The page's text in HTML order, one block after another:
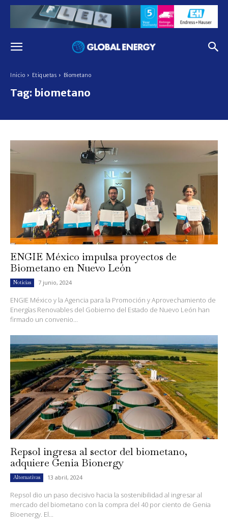
Inicio Etiquetas Biometano
Tag: biometano
ENGIE México impulsa proyectos de
Biometano en Nuevo León
Noticias 7 junio, 2024
ENGIE México y la Agencia para la Promoción y Aprovechamiento de
Energías Renovables del Gobierno del Estado de Nuevo León han
firmado un convenio...
Repsol ingresa al sector del biometano,
adquiere Genia Bionergy
Alternativas 13 abril, 2024
Repsol dio un paso decisivo hacia la sostenibilidad al ingresar al
mercado del biometano con la compra del 40 por ciento de Genia
Bioenergy. El...